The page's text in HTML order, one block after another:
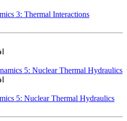
3: Thermal Interactions
5: Nuclear Thermal Hydraulics